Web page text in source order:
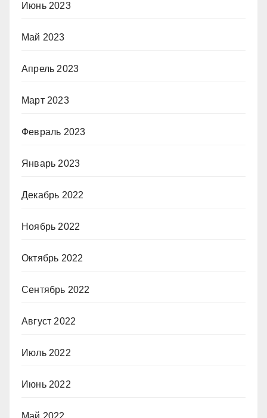
Июнь 2023
Май 2023
Апрель 2023
Март 2023
Февраль 2023
Январь 2023
Декабрь 2022
Ноябрь 2022
Октябрь 2022
Сентябрь 2022
Август 2022
Июль 2022
Июнь 2022